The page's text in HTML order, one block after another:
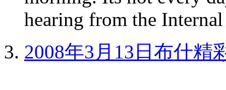
hearing from the
2008年3月13日布什精